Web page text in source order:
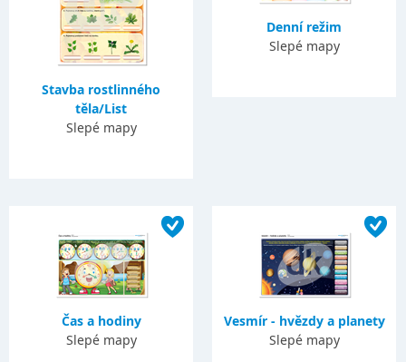
Stavba rostlinného
těla/List
Slepé mapy
Denní režim
Slepé mapy
Čas a hodiny
Slepé mapy
Vesmír - hvězdy a planety
Slepé mapy